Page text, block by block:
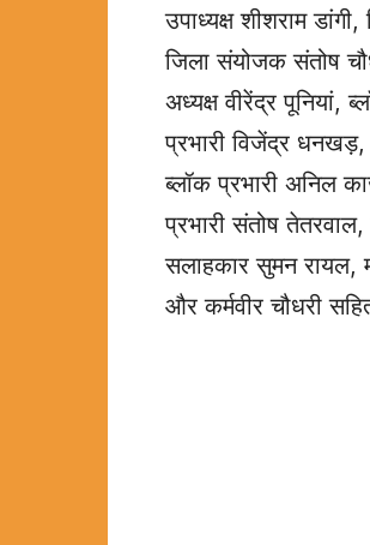
उपाध्यक्ष शीशराम
जिला संयोजक संतोष
अध्यक्ष वीरेंद्र पूनियां,
प्रभारी विजेंद्र धनखड़,
ब्लॉक प्रभारी अनिल
प्रभारी संतोष
सलाहकार सुमन रायल,
और कर्मवीर चौधरी